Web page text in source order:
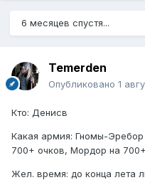
6 месяцев спустя...
Temerden
Опубликовано 1
Кто: Денисв
Какая армия: Гномы-
700+ очков, Мордор на 700+
Жел. время: до конца лета